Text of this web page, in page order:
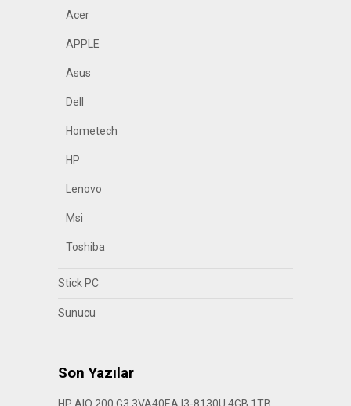
Acer
APPLE
Asus
Dell
Hometech
HP
Lenovo
Msi
Toshiba
Stick PC
Sunucu
Son Yazılar